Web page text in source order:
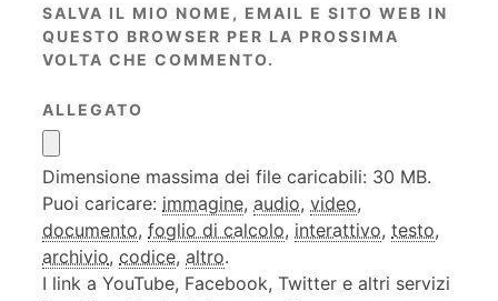
SALVA IL MIO NOME, EMAIL E SITO WEB IN
QUESTO BROWSER PER LA PROSSIMA
VOLTA CHE COMMENTO.
ALLEGATO
Dimensione massima dei file caricabili: 30 MB.
Puoi caricare: immagine, audio, video,
documento, foglio di calcolo, interattivo, testo,
archivio, codice, altro.
I link a YouTube, Facebook, Twitter e altri servizi